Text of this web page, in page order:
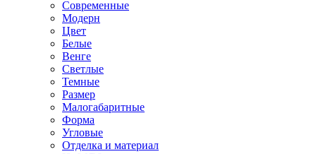
Современные
Модерн
Цвет
Белые
Венге
Светлые
Темные
Размер
Малогабаритные
Форма
Угловые
Отделка и материал